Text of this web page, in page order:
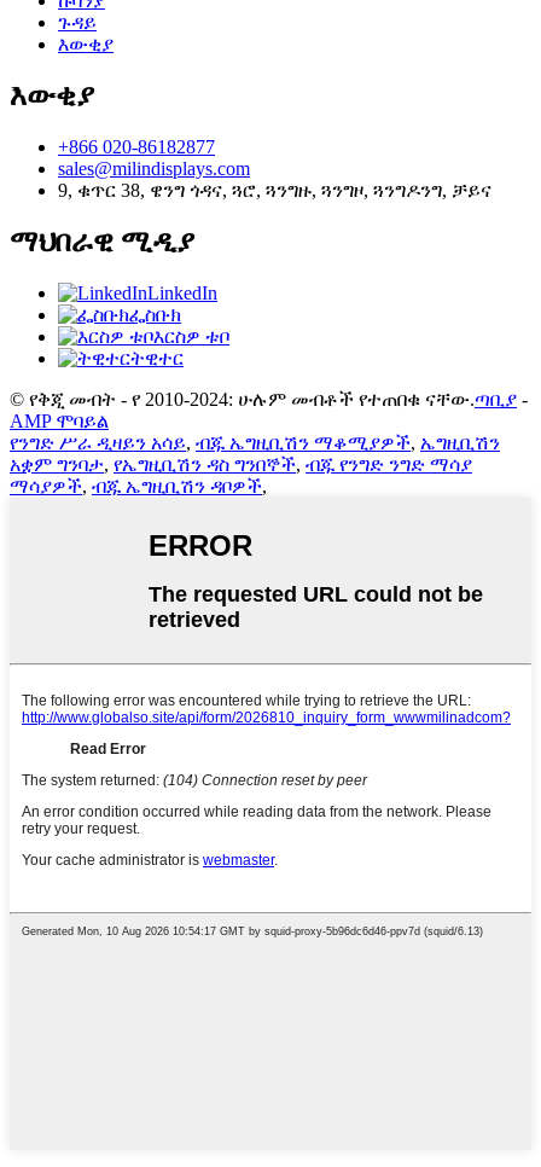
ጉዳይ
እውቂያ
እውቂያ
+866 020-86182877
sales@milindisplays.com
9, ቁጥር 38, ዌንግ ጎዳና, ጓሮ, ጓንግዙ, ጓንግዞ, ጓንግዶንግ, ቻይና
ማህበራዊ ሚዲያ
LinkedIn
ፌስቡክ
እርስዎ ቱቦ
ትዊተር
© የቅጂ መብት - የ 2010-2024: ሁሉም መብቶች የተጠበቁ ናቸው.ጣቢያ -
AMP ሞባይል
የንግድ ሥራ ዲዛይን አሳይ, ብጁ ኤግዚቢሽን ማቆሚያዎች, ኤግዚቢሽን
አቋም ግንባታ, የኤግዚቢሽን ዳስ ግንበኞች, ብጁ የንግድ ንግድ ማሳያ
ማሳያዎች, ብጁ ኤግዚቢሽን ዳቦዎች,